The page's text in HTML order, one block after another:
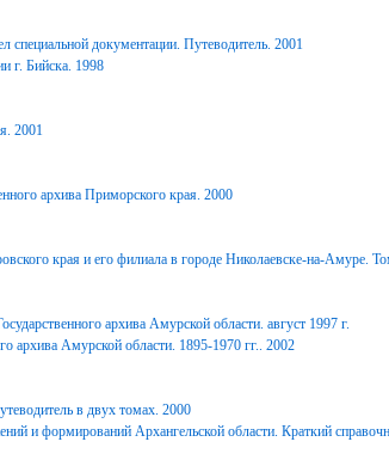
специальной документации. Путеводитель. 2001
г. Бийска. 1998
2001
архива Приморского края. 2000
края и его филиала в городе Николаевске-на-Амуре.
архива Амурской области. август 1997 г.
архива Амурской области. 1895-1970 гг.. 2002
в двух томах. 2000
и формирований Архангельской области. Краткий